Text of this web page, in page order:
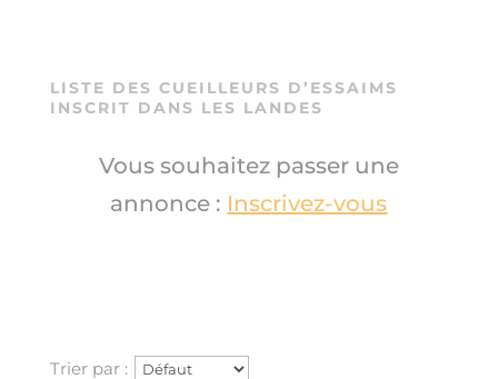
LISTE DES CUEILLEURS D’ESSAIMS
INSCRIT DANS LES LANDES
Vous souhaitez passer une
annonce : Inscrivez-vous
Trier par :